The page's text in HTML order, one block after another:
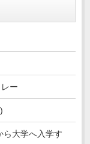
ー
ら大学へ入学す